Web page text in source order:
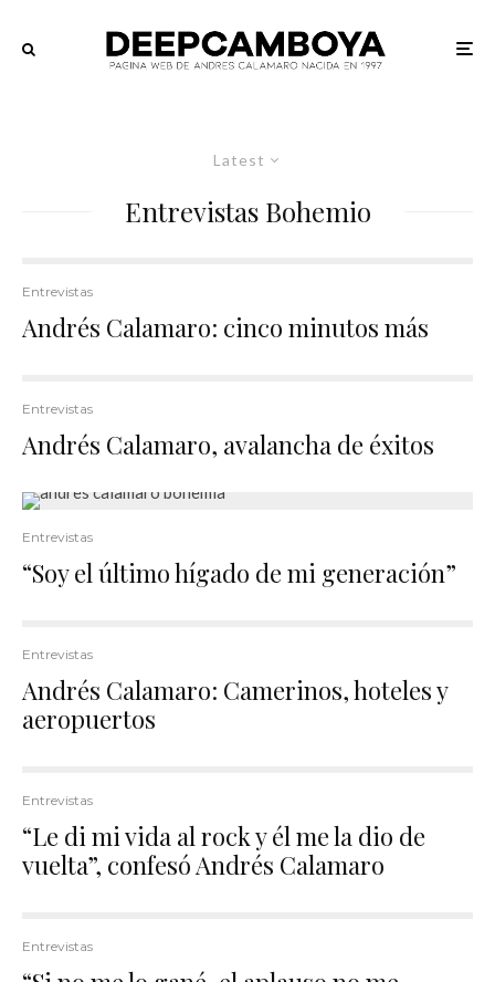
Latest
Entrevistas Bohemio
Entrevistas
Andrés Calamaro: cinco minutos más
Entrevistas
Andrés Calamaro, avalancha de éxitos
Entrevistas
“Soy el último hígado de mi generación”
Entrevistas
Andrés Calamaro: Camerinos, hoteles y
aeropuertos
Entrevistas
“Le di mi vida al rock y él me la dio de
vuelta”, confesó Andrés Calamaro
Entrevistas